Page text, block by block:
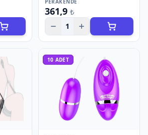
PERAKENDE
361,9 ₺
1
10 ADET